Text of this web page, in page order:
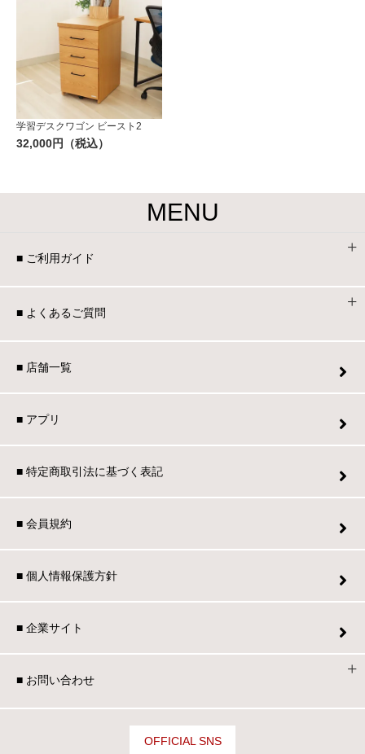
学習デスクワゴン ビースト2
32,000円（税込）
MENU
■ ご利用ガイド
■ よくあるご質問
■ 店舗一覧
■ アプリ
■ 特定商取引法に基づく表記
■ 会員規約
■ 個人情報保護方針
■ 企業サイト
■ お問い合わせ
OFFICIAL SNS